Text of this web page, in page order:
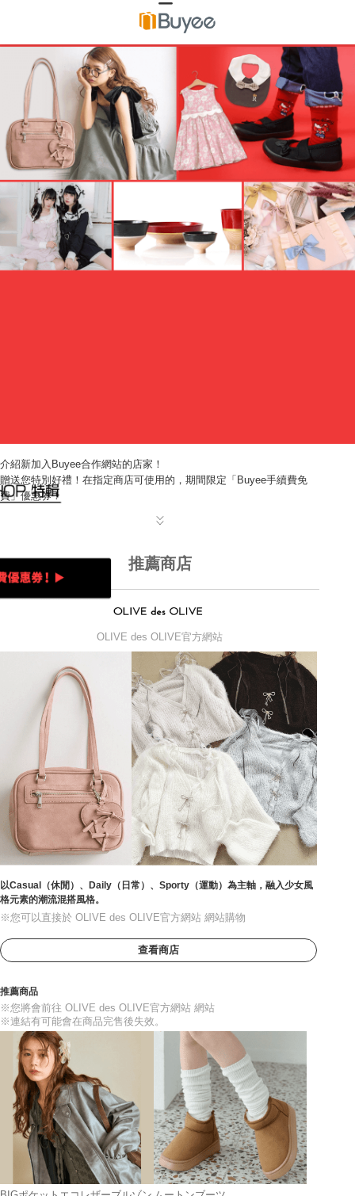
介紹新加入Buyee合作網站的店家！
贈送您特別好禮！在指定商店可使用的，期間限定「Buyee手續費免
費」優惠券！
推薦商店
OLIVE des OLIVE官方網站
以Casual（休閒）、Daily（日常）、Sporty（運動）為主軸，融入少女風
格元素的潮流混搭風格。
※您可以直接於 OLIVE des OLIVE官方網站 網站購物
查看商店
推薦商品
※您將會前往 OLIVE des OLIVE官方網站 網站
※連結有可能會在商品完售後失效。